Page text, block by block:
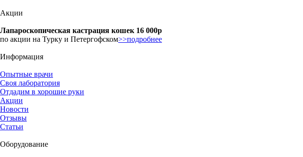
Акции
Лапароскопическая кастрация кошек 16 000р
по акции на Турку и Петергофском>>подробнее
Информация
Опытные врачи
Своя лаборатория
Отдадим в хорошие руки
Акции
Новости
Отзывы
Статьи
Оборудование